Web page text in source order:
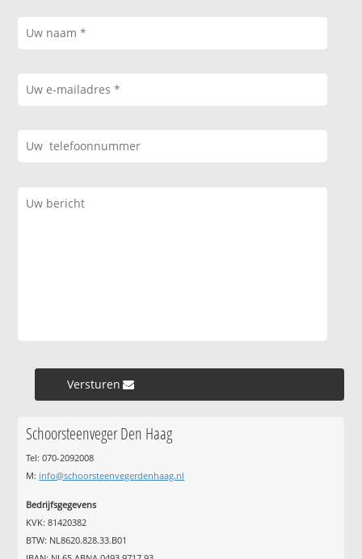
Versturen »
Schoorsteenveger Den Haag
Tel: 070-2092008
M: info@schoorsteenvegerdenhaag.nl
Bedrijfsgegevens
KVK: 81420382
BTW: NL8620.828.33.B01